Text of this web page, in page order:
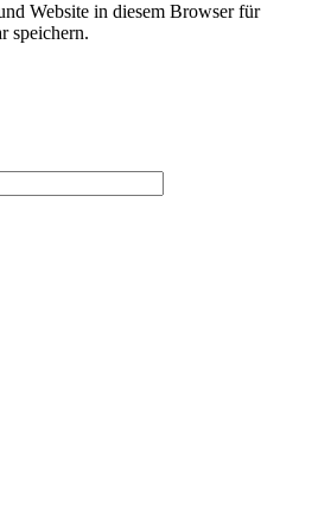
Website in diesem Browser für
speichern.